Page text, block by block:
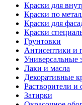
Краски для
Краски по
Краски для
Краски
Грунтовки
Антисептики и
Универсальные
Лаки и масла
Декоративные
Растворители и
Затирки